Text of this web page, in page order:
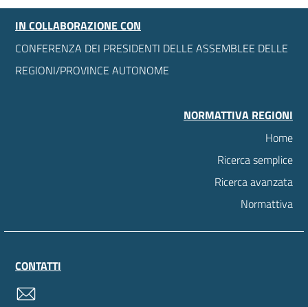
IN COLLABORAZIONE CON
CONFERENZA DEI PRESIDENTI DELLE ASSEMBLEE DELLE
REGIONI/PROVINCE AUTONOME
NORMATTIVA REGIONI
Home
Ricerca semplice
Ricerca avanzata
Normattiva
CONTATTI